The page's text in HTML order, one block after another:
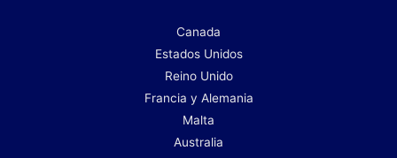
Canada
Estados Unidos
Reino Unido
Francia y Alemania
Malta
Australia